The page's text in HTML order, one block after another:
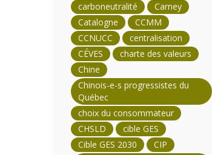
carboneutralité
Carney
Catalogne
CCMM
CCNUCC
centralisation
CÉVES
charte des valeurs
Chine
Chinois-e-s progressistes du
Québec
choix du consommateur
CHSLD
cible GES
Cible GES 2030
CIP